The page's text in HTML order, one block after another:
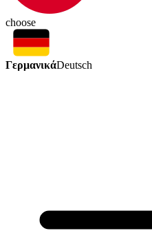
choose
ΓερμανικάDeutsch